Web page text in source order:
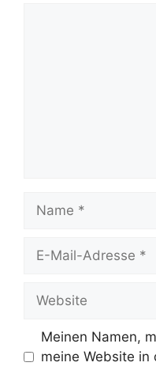
Mail-
Meinen Namen,
meine Website in